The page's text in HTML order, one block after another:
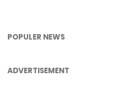
POPULER NEWS
ADVERTISEMENT